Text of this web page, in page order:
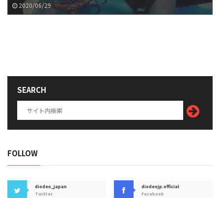
2020/06/29
SEARCH
FOLLOW
diodeo_japan
Twitter
diodeojp.official
Facebook